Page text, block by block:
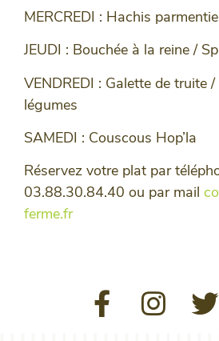
MERCREDI : Hachis
JEUDI : Bouchée à la reine /
VENDREDI : Galette de truite /
légumes
SAMEDI : Couscous Hop’la
Réservez votre plat par
03.88.30.84.40 ou par mail
ferme.fr